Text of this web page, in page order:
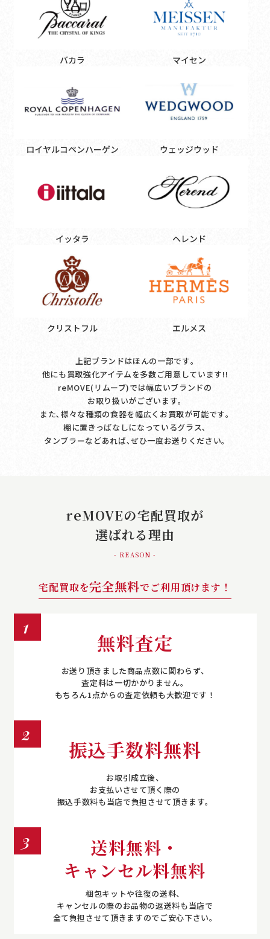
バカラ マイセン
ロイヤルコペンハーゲン ウェッジウッド
イッタラ ヘレンド
クリストフル エルメス
上記ブランドはほんの一部です｡
他にも買取強化アイテムを多数ご用意しています!!
reMOVE(リムーブ)では幅広いブランドの
お取り扱いがございます｡
また､様々な種類の食器を幅広くお買取が可能です｡
棚に置きっぱなしになっているグラス､
タンブラーなどあれば､ぜひ一度お送りください｡
reMOVEの宅配買取が
選ばれる理由
- REASON -
宅配買取を完全無料でご利用頂けます！
1
無料査定
お送り頂きました商品点数に関わらず、
査定料は一切かかりません。
もちろん1点からの査定依頼も大歓迎です！
2
振込手数料無料
お取引成立後、
お支払いさせて頂く際の
振込手数料も当店で負担させて頂きます。
3
送料無料・
キャンセル料無料
梱包キットや往復の送料、
キャンセルの際のお品物の返送料も当店で
全て負担させて頂きますのでご安心下さい。